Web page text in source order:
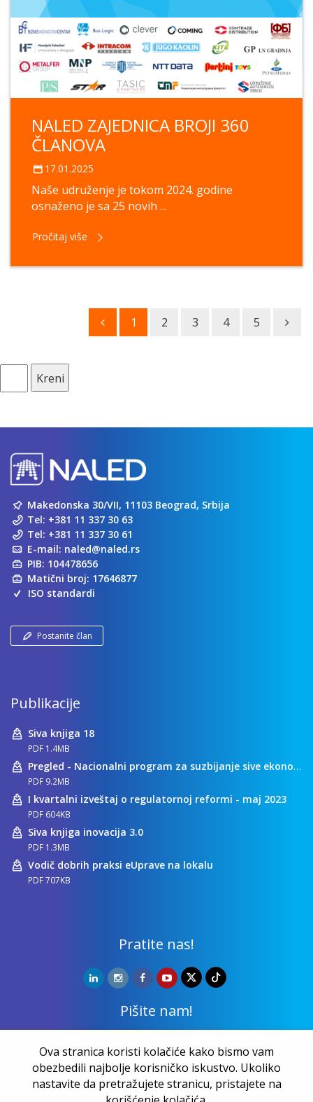
NALED ZAJEDNICA BROJI 360
ČLANOVA
17.01.2025
Naše udruženje je tokom 2024. godine
osnaženo je sa 25 novih ...
Pročitaj više
1 2 3 4 5
Kreni
Makedonska 30/VII, 11103 Beograd, Srbija
Tel: +381 11 337 30 63
Tel: +381 11 337 30 61
E-mail: naled@naled.rs
PIB: 104478656
Matični broj: 17646877
ISO standardi
Postanite član
Publikacije
Siva knjiga 18
PDF 1.4MB
Pregled - Nacionalni program za suzbijanje sive ekonomije
PDF 9.2MB
I kvartalni izveštaj o regulatornoj reformi - maj 2023
PDF 604KB
Siva knjiga inovacija 3.0
PDF 1.3MB
Vodič dobrih praksi eUprave na lokalu
PDF 707KB
Pratite nas!
Pišite nam!
Kontakt
NALED| 20 godina zajedno činimo razliku |
Ova stranica koristi kolačiće kako bismo vam
obezbedili najbolje korisničko iskustvo. Ukoliko
nastavite da pretražujete stranicu, pristajete na